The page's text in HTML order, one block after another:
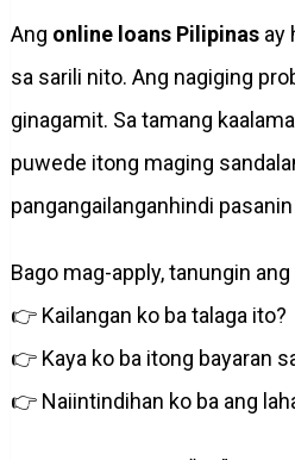
Ang online loans Pilipinasay
sa sarili nito. Ang nagiging
ginagamit. Sa tamang
puwede itong maging
pangangailanganhindi
Bago mag-apply, tanungin ang
👉 Kailangan ko ba talaga ito?
👉 Kaya ko ba itong bayaran
👉 Naiintindihan ko ba ang